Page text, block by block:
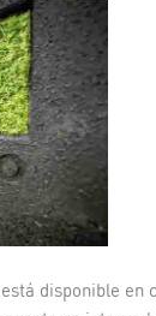
está disponible en